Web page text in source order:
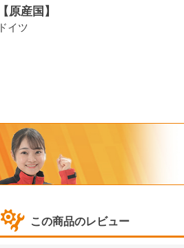
【原産国】
ドイツ
この商品のレビュー